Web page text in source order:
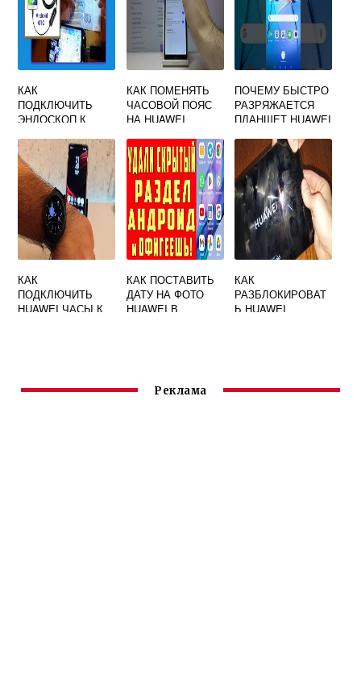
КАК
ПОДКЛЮЧИТЬ
ЭНДОСКОП К
HUAWEI
КАК ПОМЕНЯТЬ
ЧАСОВОЙ ПОЯС
НА HUAWEI
ПОЧЕМУ БЫСТРО
РАЗРЯЖАЕТСЯ
ПЛАНШЕТ HUAWEI
КАК
ПОДКЛЮЧИТЬ
HUAWEI ЧАСЫ К
КАК ПОСТАВИТЬ
ДАТУ НА ФОТО
HUAWEI В
КАК
РАЗБЛОКИРОВАТ
Ь HUAWEI
Реклама